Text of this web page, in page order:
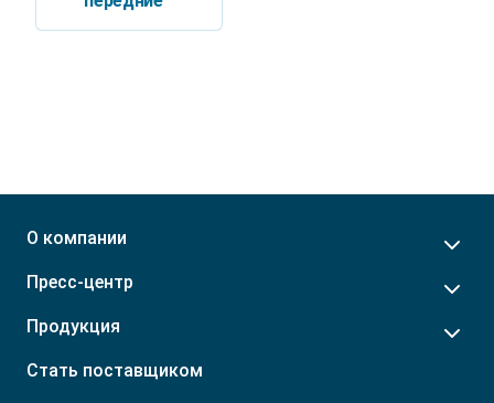
О компании
Пресс-центр
Продукция
Стать поставщиком